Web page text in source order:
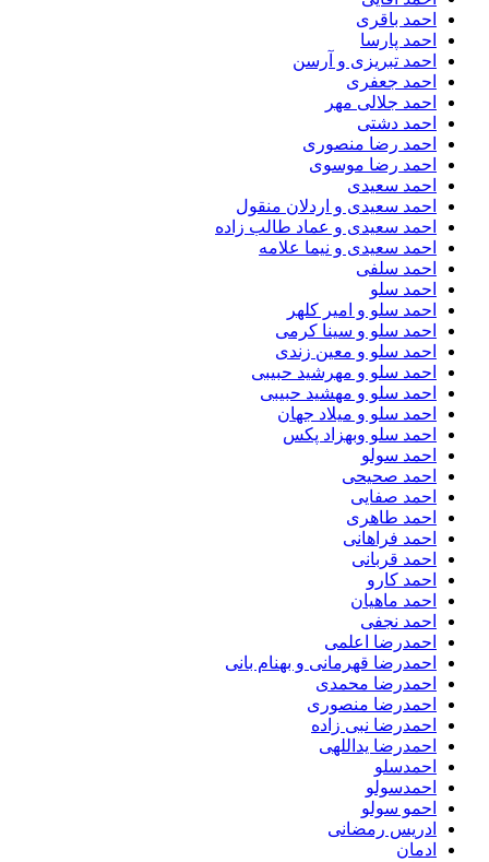
احمد باقری
احمد پارسا
احمد تبریزی و آرسن
احمد جعفری
احمد جلالی مهر
احمد دشتی
احمد رضا منصوری
احمد رضا موسوی
احمد سعیدی
احمد سعیدی و اردلان منقول
احمد سعیدی و عماد طالب زاده
احمد سعیدی و نیما علامه
احمد سلفی
احمد سلو
احمد سلو و امیر کلهر
احمد سلو و سینا کرمی
احمد سلو و معین زندی
احمد سلو و مهرشید حبیبی
احمد سلو و مهشید حبیبی
احمد سلو و میلاد جهان
احمد سلو وبهزاد پکس
احمد سولو
احمد صحیحی
احمد صفایی
احمد طاهری
احمد فراهانی
احمد قربانی
احمد کارو
احمد ماهیان
احمد نجفی
احمدرضا اعلمی
احمدرضا قهرمانی و بهنام بانی
احمدرضا محمدی
احمدرضا منصوری
احمدرضا نبی زاده
احمدرضا یداللهی
احمدسلو
احمدسولو
احمو سولو
ادریس رمضانی
ادمان